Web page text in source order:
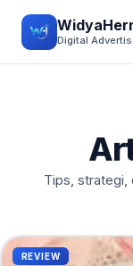
Digital
Tips, strategi,
REVIEW